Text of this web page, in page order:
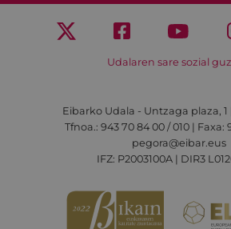
Udalaren sare sozial
Eibarko Udala - Untzaga plaza, 1
Tfnoa.: 943 70 84 00 / 010 | Faxa:
pegora@eibar.eus
IFZ: P2003100A | DIR3